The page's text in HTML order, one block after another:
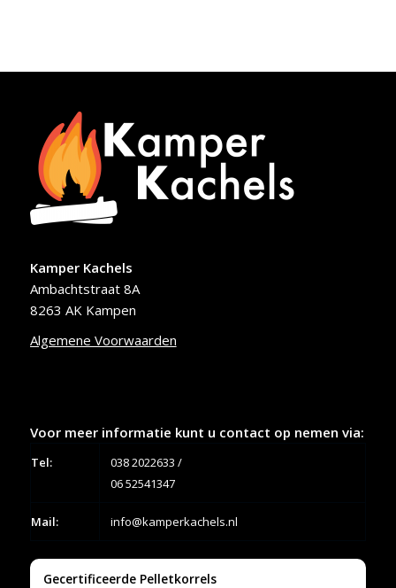
Kamper Kachels
Ambachtstraat 8A
8263 AK Kampen
Algemene Voorwaarden
Voor meer informatie kunt u contact op nemen via:
Tel: 038 2022633 /
06 52541347
Mail: info@kamperkachels.nl
Gecertificeerde Pelletkorrels